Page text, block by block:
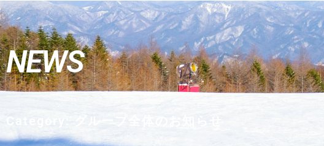
NEWS
Category: グループ全体のお知らせ